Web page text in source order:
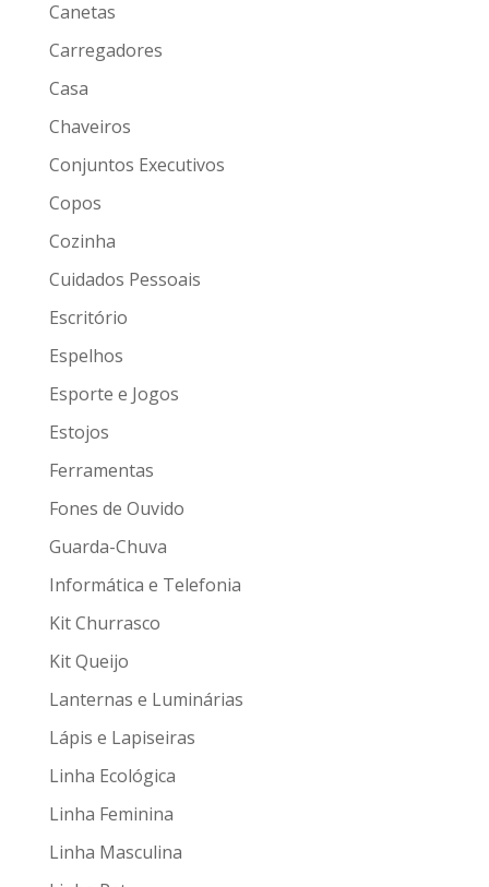
Canetas
Carregadores
Casa
Chaveiros
Conjuntos Executivos
Copos
Cozinha
Cuidados Pessoais
Escritório
Espelhos
Esporte e Jogos
Estojos
Ferramentas
Fones de Ouvido
Guarda-Chuva
Informática e Telefonia
Kit Churrasco
Kit Queijo
Lanternas e Luminárias
Lápis e Lapiseiras
Linha Ecológica
Linha Feminina
Linha Masculina